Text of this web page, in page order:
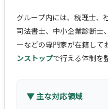
グループ内には、税理士、
司法書士、中小企業診断士
ーなどの専門家が在籍して
ンストップで行える体制を
▼ 主な対応領域